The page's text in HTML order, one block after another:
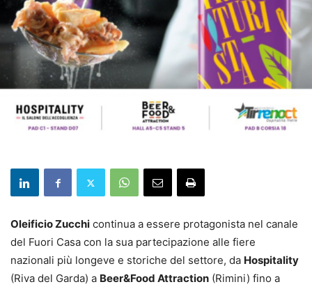
Oleificio Zucchi continua a essere protagonista nel canale
del Fuori Casa con la sua partecipazione alle fiere
nazionali più longeve e storiche del settore, da Hospitality
(Riva del Garda) a Beer&Food Attraction (Rimini) fino a